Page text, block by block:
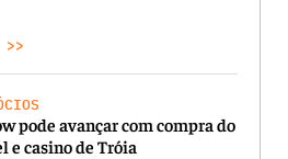
>>
pode avançar com compra do
e casino de Tróia